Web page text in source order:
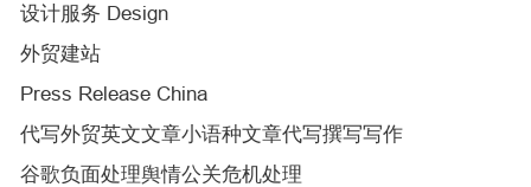
设计服务 Design
外贸建站
Press Release China
代写外贸英文文章小语种文章代写撰写写作
谷歌负面处理舆情公关危机处理